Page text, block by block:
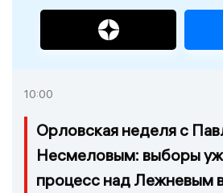
10:00
Орловская неделя с
Несмеловым: выборы
процесс над Лежневым